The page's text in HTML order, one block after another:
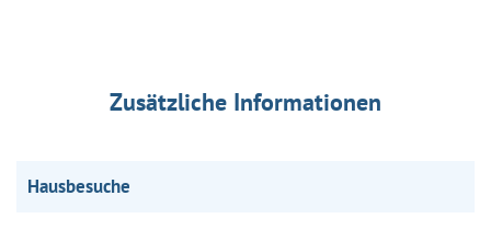
Zusätzliche Informationen
Hausbesuche